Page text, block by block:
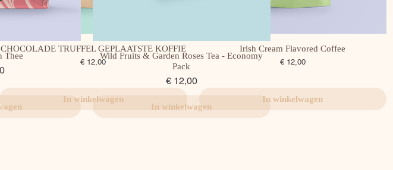
Snel overzicht
CHOCOLADE TRUFFEL GEPLAATSTE KOFFIE
Prijs
€ 12,00
In winkelwagen
Snel overzicht
Irish Cream Flavored Coffee
Prijs
€ 12,00
In winkelwagen
Thee Snel overzicht
Wild Fruits & Garden Roses Tea - Economy
Pack
Prijs
€ 12,00
In winkelwagen